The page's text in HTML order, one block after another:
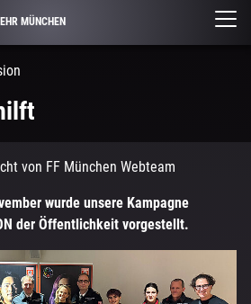
MÜNCHEN
von FF München Webteam
wurde unsere Kampagne
der Öffentlichkeit vorgestellt.